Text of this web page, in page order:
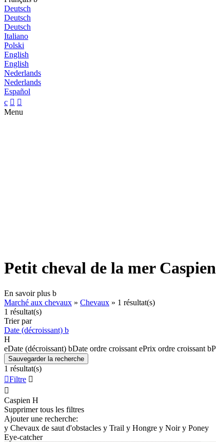
Deutsch
Deutsch
Deutsch
Italiano
Polski
English
English
Nederlands
Nederlands
Español
c  
Menu
Petit cheval de la mer
En savoir plus b
Marché aux chevaux » Chevaux » 1 résultat(s)
1 résultat(s)
Trier par
Date (décroissant) b
H
eDate (décroissant) bDate ordre croissant ePrix ordre croissant b
Sauvegarder la recherche
1 résultat(s)
Filtre 

Caspien H
Supprimer tous les filtres
Ajouter une recherche:
y Chevaux de saut d'obstacles y Trail y Hongre y Noir y Poney
Eye-catcher